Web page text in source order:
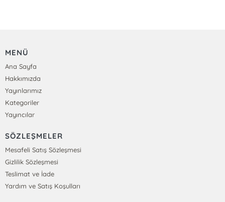
MENÜ
Ana Sayfa
Hakkımızda
Yayınlarımız
Kategoriler
Yayıncılar
SÖZLEŞMELER
Mesafeli Satış Sözleşmesi
Gizlilik Sözleşmesi
Teslimat ve İade
Yardım ve Satış Koşulları